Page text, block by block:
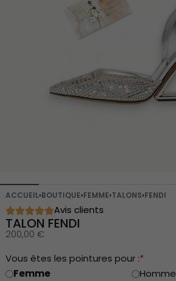
ACCUEIL›BOUTIQUE›FEMME›TALONS›FENDI
Avis clients
TALON FENDI
200,00 €
*
Vous êtes les pointures pour :
Femme
Homme